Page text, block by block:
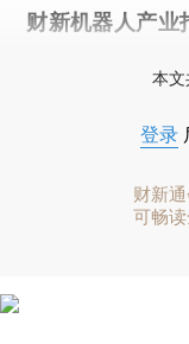
财新机器人产业
本文
登录
财新
可畅